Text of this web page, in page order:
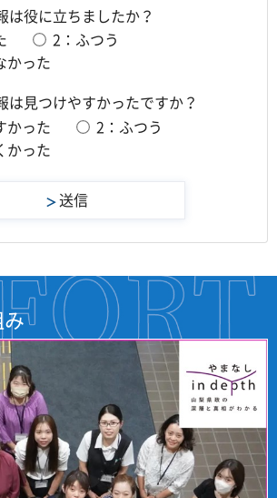
は役に立ちましたか？
2：ふつう
かった
は見つけやすかったですか？
かった
2：ふつう
かった